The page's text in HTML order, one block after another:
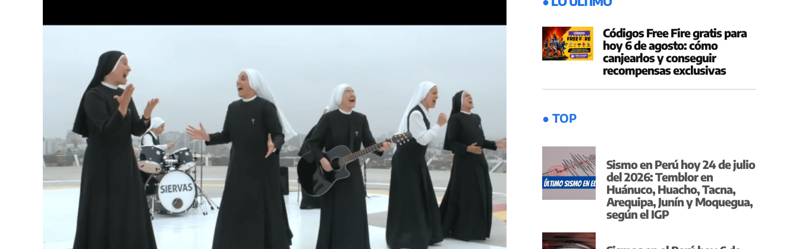
Códigos Free Fire gratis para
hoy 6 de agosto: cómo
canjearlos y conseguir
recompensas exclusivas
● TOP
Sismo en Perú hoy 24 de julio
del 2026: Temblor en
Huánuco, Huacho, Tacna,
Arequipa, Junín y Moquegua,
según el IGP